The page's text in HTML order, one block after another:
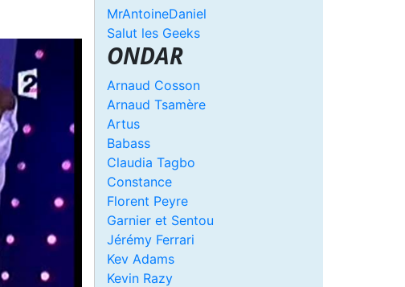
MrAntoineDaniel
Salut les Geeks
ONDAR
Arnaud Cosson
Arnaud Tsamère
Artus
Babass
Claudia Tagbo
Constance
Florent Peyre
Garnier et Sentou
Jérémy Ferrari
Kev Adams
Kevin Razy